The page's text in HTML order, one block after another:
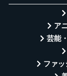
ア
芸能
ファッ